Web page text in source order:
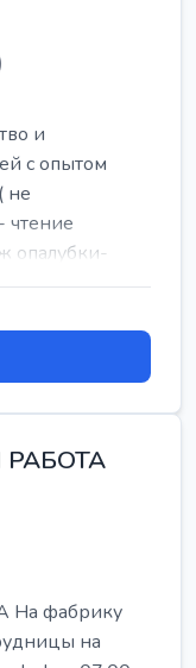
и
с опытом
не
чтение
опалубки-
фабрику
на